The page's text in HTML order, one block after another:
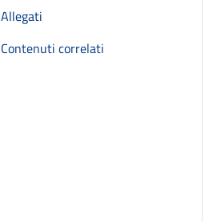
Allegati
Contenuti correlati